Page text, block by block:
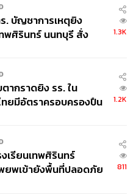
ทันกับกระแสโลก
เล็กใหญ่ หรือทุนหนา แต่
ารในโลกออนไลน์ ตั้งเป้า
ไปตามนั้น เราอยากให้
ดีที่สุดในโลก เป็นแบรนด์
นึกถึง ต้องซื้อกลับไปเป็น
. บัญชาการเหตุยิง
ทพศิรินทร์ นนทบุรี สั่ง
1.3K
ากราดยิง รร. ใน
ยมีอัตราครอบครองปืน
1.2K
งเรียนเทพศิรินทร์
ยพเข้ายังพื้นที่ปลอดภัย
811